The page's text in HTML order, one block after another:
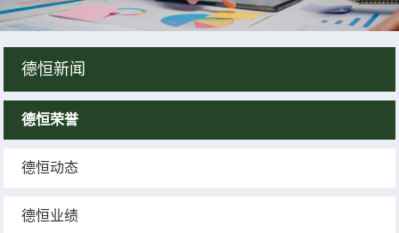
德恒新闻
德恒荣誉
德恒动态
德恒业绩